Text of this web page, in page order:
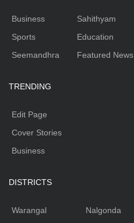
Business
Sports
Seemandhra
Sahithyam
Education
Featured News
TRENDING
Edit Page
Cover Stories
Business
DISTRICTS
Warangal
Nalgonda